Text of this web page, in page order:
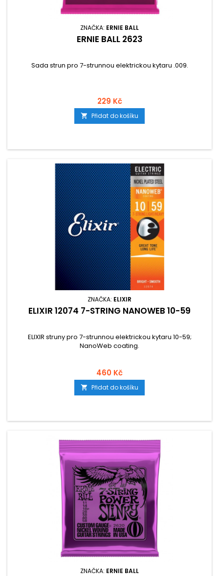
ZNAČKA: ERNIE BALL
ERNIE BALL 2623
Sada strun pro 7-strunnou elektrickou kytaru .009.
229 Kč
 Přidat do košíku
ZNAČKA: ELIXIR
ELIXIR 12074 7-STRING NANOWEB 10-59
ELIXIR struny pro 7-strunnou elektrickou kytaru 10-59;
NanoWeb coating.
460 Kč
 Přidat do košíku
ZNAČKA: ERNIE BALL